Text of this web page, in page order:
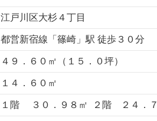
江戸川区大杉４丁目
都営新宿線「篠崎」駅 徒歩３０分
４９．６０㎡（１５．０坪）
１４．６０㎡
１階 ３０．９８㎡ ２階 ２４．